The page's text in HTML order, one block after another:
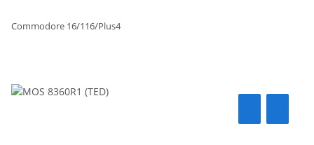
Commodore 16/116/Plus4